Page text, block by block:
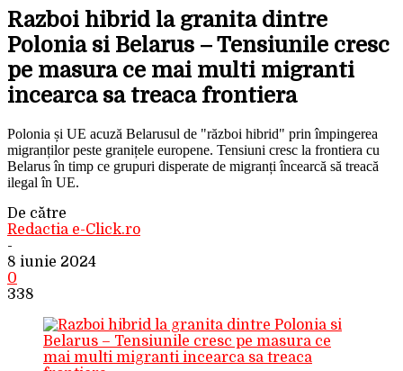
Razboi hibrid la granita dintre
Polonia si Belarus – Tensiunile cresc
pe masura ce mai multi migranti
incearca sa treaca frontiera
Polonia și UE acuză Belarusul de "război hibrid" prin împingerea
migranților peste granițele europene. Tensiuni cresc la frontiera cu
Belarus în timp ce grupuri disperate de migranți încearcă să treacă
ilegal în UE.
De către
Redactia e-Click.ro
-
8 iunie 2024
0
338